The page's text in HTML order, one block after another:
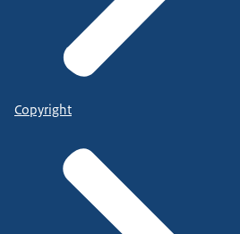
Copyright